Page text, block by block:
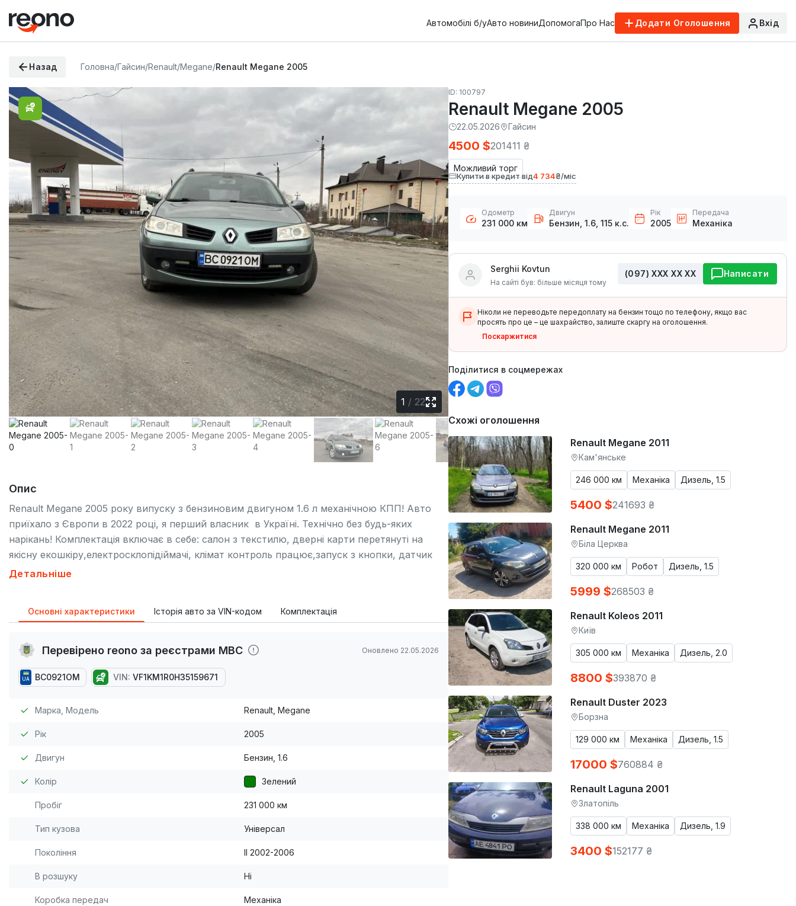
Автомобілі б/уАвто новиниДопомогаПро Нас Додати Оголошення Вхід
Назад Головна/Гайсин/Renault/Megane/Renault Megane 2005
1 /22
Опис
Renault Megane 2005 року випуску з бензиновим двигуном 1.6 л механічною КПП! Авто
приїхало з Європи в 2022 році, я перший власник в Україні. Технічно без будь-яких
нарікань! Комплектація включає в себе: салон з текстилю, дверні карти перетянуті на
якісну екошкіру,електросклопідіймачі, клімат контроль працює,запуск з кнопки, датчик
світла та дощу . Стоять дуже якісні бі-лед лінзи. Була заміна на 200000: ГРМ,
вижимним. Ходова у чудовому стані, зроблений кліренс.Є незначні нюанси по кузову на
Детальніше
Основні характеристики Історія авто за VIN-кодом Комплектація
Перевірено reono за реєстрами МВС Оновлено 22.05.2026
UA BC0921OM VIN: VF1KM1R0H35159671
Марка, Модель Renault, Megane
Рік 2005
Двигун Бензин, 1.6
Колір Зелений
Пробіг 231 000 км
Тип кузова Універсал
Покоління II 2002-2006
В розшуку Ні
Коробка передач Механіка
ID: 100797
Renault Megane 2005
22.05.2026 Гайсин
Можливий торг
4500 $201411 ₴
Купити в кредит від4 734₴/міс
Одометр
231 000 км
Двигун
Бензин, 1.6, 115 к.с.
Рік
2005
Передача
Механіка
Serghii Kovtun
На сайті був: більше місяця тому
(097) ХХХ ХХ ХХ Написати
Ніколи не переводьте передоплату на бензин тощо по телефону, якщо вас
просять про це – це шахрайство, залиште скаргу на оголошення.
Поскаржитися
Поділитися в соцмережах
Схожі оголошення
Renault Megane 2011
Кам'янське
246 000 км Механіка Дизель, 1.5
5400 $241693 ₴
Renault Megane 2011
Біла Церква
320 000 км Робот Дизель, 1.5
5999 $268503 ₴
Renault Koleos 2011
Київ
305 000 км Механіка Дизель, 2.0
8800 $393870 ₴
Renault Duster 2023
Борзна
129 000 км Механіка Дизель, 1.5
17000 $760884 ₴
Renault Laguna 2001
Златопіль
338 000 км Механіка Дизель, 1.9
3400 $152177 ₴